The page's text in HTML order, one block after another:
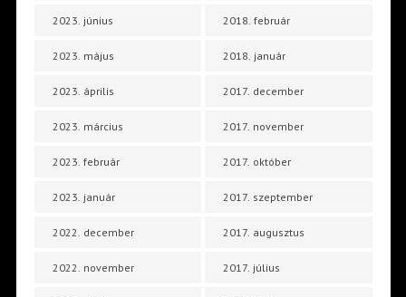
2023. június
2023. május
2023. április
2023. március
2023. február
2023. január
2022. december
2022. november
2018. február
2018. január
2017. december
2017. november
2017. október
2017. szeptember
2017. augusztus
2017. július